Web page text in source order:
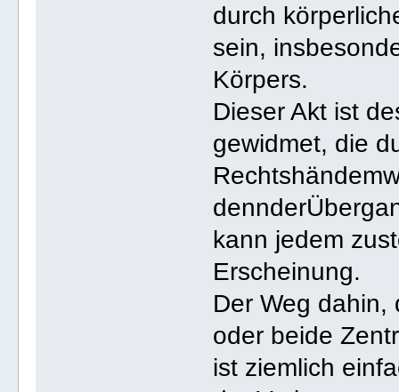
durch
sein,
Körpers.
Dieser Akt ist
gewidmet, die
kann jedem
Erscheinung.
Der Weg dahin,
oder beide
ist ziemlich